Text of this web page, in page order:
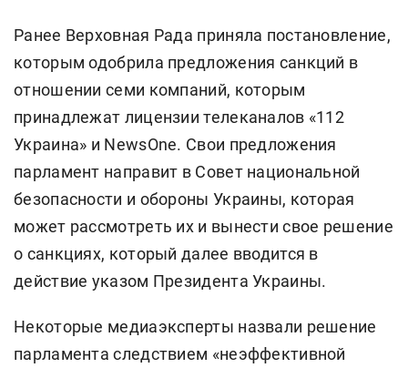
Ранее Верховная Рада приняла постановление,
которым одобрила предложения санкций в
отношении семи компаний, которым
принадлежат лицензии телеканалов «112
Украина» и NewsOne. Свои предложения
парламент направит в Совет национальной
безопасности и обороны Украины, которая
может рассмотреть их и вынести свое решение
о санкциях, который далее вводится в
действие указом Президента Украины.
Некоторые медиаэксперты назвали решение
парламента следствием «неэффективной